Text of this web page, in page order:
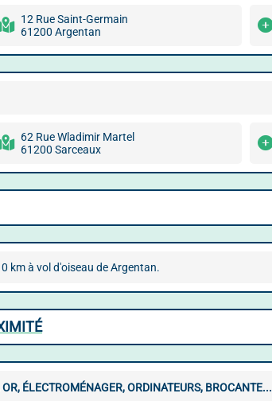
12 Rue Saint-Germain
61200 Argentan
62 Rue Wladimir Martel
61200 Sarceaux
km à vol d'oiseau de Argentan.
ÉLECTROMÉNAGER, ORDINATEURS, BROCANTE...